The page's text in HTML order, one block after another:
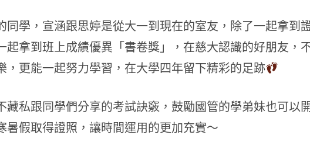
同學，宣涵跟思婷是從大一到現在的室友，除了一起拿到
起拿到班上成績優異「書卷獎」，在慈大認識的好朋友，
，更能一起努力學習，在大學四年留下精彩的足跡
藏私跟同學們分享的考試訣竅，鼓勵國管的學弟妹也可以開
暑假取得證照，讓時間運用的更加充實～